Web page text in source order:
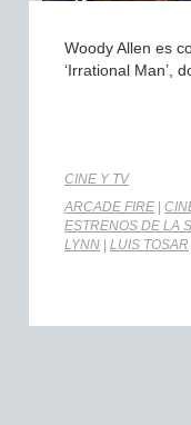
Woody Allen es
‘Irrational Man’,
CINE Y TV
ARCADE FIRE
ESTRENOS DE LA
LYNN
LUIS TOSAR